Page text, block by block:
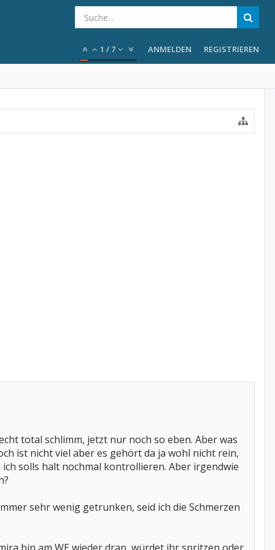
1 / 7 ANMELDEN REGISTRIEREN
total schlimm, jetzt nur noch so eben. Aber was
ist nicht viel aber es gehört da ja wohl nicht rein,
solls halt nochmal kontrollieren. Aber irgendwie
sehr wenig getrunken, seid ich die Schmerzen